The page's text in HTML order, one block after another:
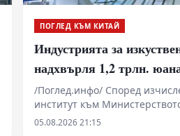
ПОГЛЕД КЪМ КИТАЙ
Индустрията за
надхвърля 1,2 трлн.
/Поглед.инфо/ Според
институт към
информационните
05.08.2026 21:15